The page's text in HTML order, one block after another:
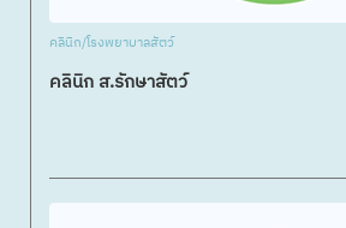
คลินิก/โรงพยาบาลสัตว์
คลินิก ส.รักษาสัตว์